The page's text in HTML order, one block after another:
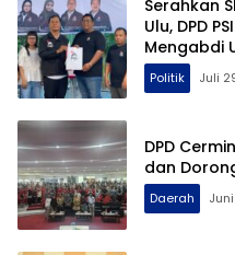
Serahkan
Ulu, DPD
Mengabdi
Politik Juli
DPD
dan
Daerah